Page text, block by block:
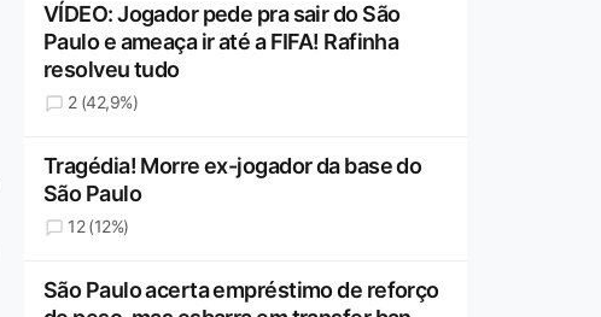
VÍDEO: Jogador pede pra sair do São
Paulo e ameaça ir até a FIFA! Rafinha
resolveu tudo
2 (42,9%)
Tragédia! Morre ex-jogador da base do
São Paulo
12 (12%)
São Paulo acerta empréstimo de reforço